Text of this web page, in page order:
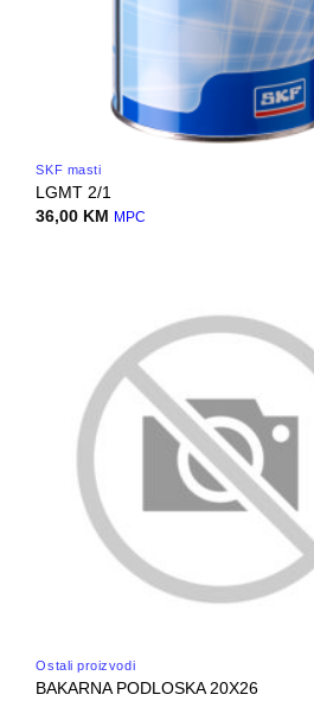
SKF masti
LGMT 2/1
36,00 KM MPC
Ostali proizvodi
BAKARNA PODLOSKA 20X26